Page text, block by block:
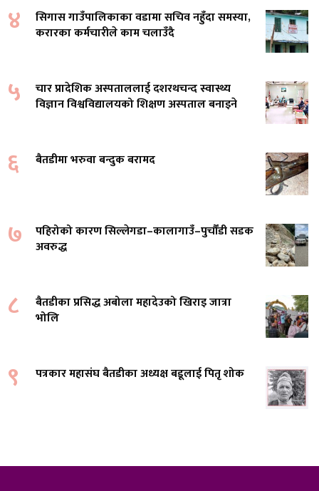
४
सिगास गाउँपालिकाका वडामा सचिव नहुँदा समस्या,
करारका कर्मचारीले काम चलाउँदै
५
चार प्रादेशिक अस्पताललाई दशरथचन्द स्वास्थ्य
विज्ञान विश्वविद्यालयको शिक्षण अस्पताल बनाइने
६ बैतडीमा भरुवा बन्दुक बरामद
७
पहिरोको कारण सिल्लेगडा–कालागाउँ–पुर्चौंडी सडक
अवरुद्ध
८
बैतडीका प्रसिद्ध अबोला महादेउको खिराइ जात्रा
भोलि
९ पत्रकार महासंघ बैतडीका अध्यक्ष बडूलाई पितृ शोक